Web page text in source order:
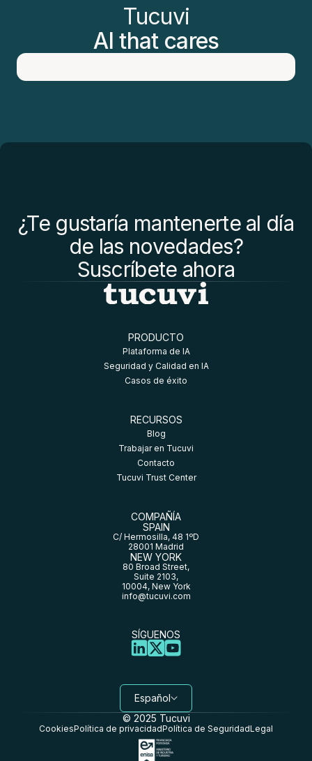
Tucuvi
AI that cares
¿Te gustaría mantenerte al día
de las novedades?
Suscríbete ahora
PRODUCTO
Plataforma de IA
Seguridad y Calidad en IA
Casos de éxito
RECURSOS
Blog
Trabajar en Tucuvi
Contacto
Tucuvi Trust Center
COMPAÑÍA
SPAIN
C/ Hermosilla, 48 1ºD
28001 Madrid
NEW YORK
80 Broad Street,
Suite 2103,
10004, New York
info@tucuvi.com
SÍGUENOS
Español
© 2025 Tucuvi
CookiesPolítica de privacidadPolítica de SeguridadLegal